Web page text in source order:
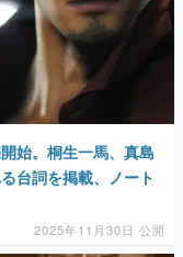
始。桐生一馬、真島
台詞を掲載、ノート
2025年11月30日 公開